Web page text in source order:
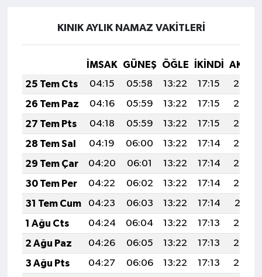
KINIK AYLIK NAMAZ VAKITLERI
İMSAK GÜNEŞ ÖĞLE İKINDI
25 Tem Cts
04:15 05:58 13:22 17:15
20:36
26 Tem Paz
04:16 05:59 13:22 17:15
20:36
27 Tem Pts
04:18 05:59 13:22 17:15
20:35
28 Tem Sal
04:19 06:00 13:22 17:14
20:34
29 Tem Çar
04:20 06:01 13:22 17:14
20:33
30 Tem Per
04:22 06:02 13:22 17:14
20:32
31 Tem Cum
04:23 06:03 13:22 17:14
20:31
1 Ağu Cts
04:24 06:04 13:22 17:13
20:30
2 Ağu Paz
04:26 06:05 13:22 17:13
20:29
3 Ağu Pts
04:27 06:06 13:22 17:13
20:28